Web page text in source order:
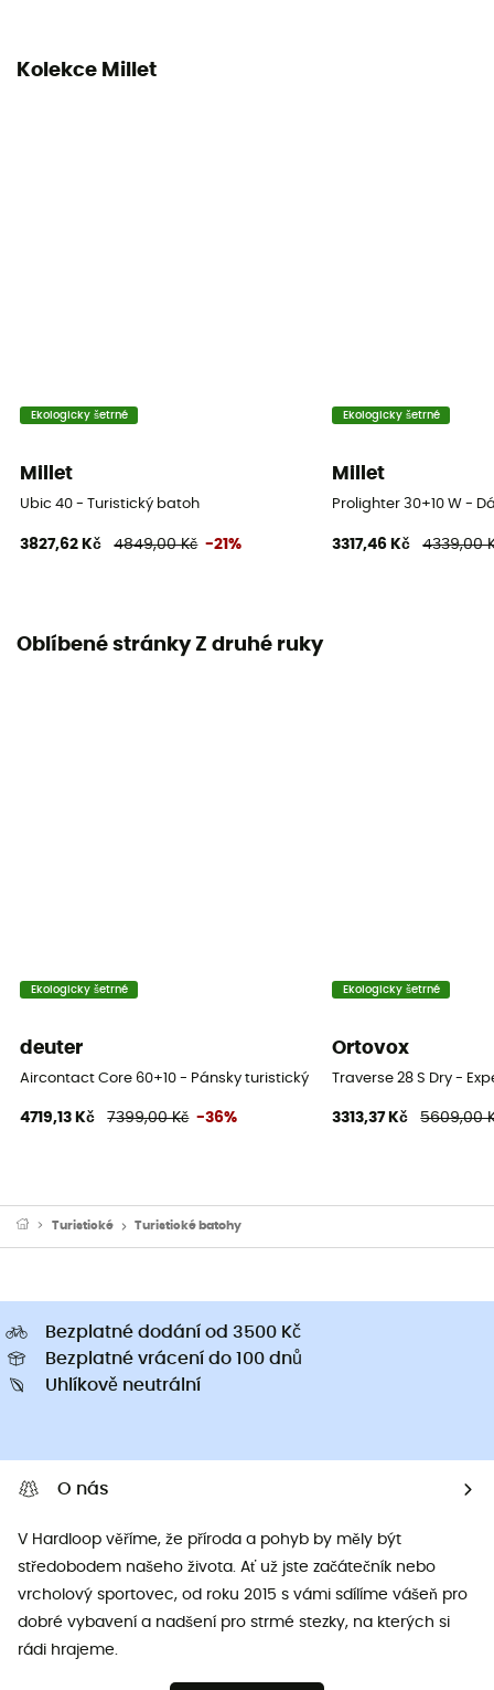
Kolekce Millet
Ekologicky šetrné
Millet
Ubic 40 - Turistický batoh
3827,62 Kč 4849,00 Kč -21%
Ekologicky šetrné
Millet
Prolighter 30+10 W -
3317,46 Kč 4339,00
Oblíbené stránky Z druhé ruky
Ekologicky šetrné
deuter
Aircontact Core 60+10 - Pánsky turistický batoh
4719,13 Kč 7399,00 Kč -36%
Ekologicky šetrné
Ortovox
Traverse 28 S Dry -
3313,37 Kč 5609,00
Turistické Turistické batohy
Bezplatné dodání od 3500 Kč
Bezplatné vrácení do 100 dnů
Uhlíkově neutrální
O nás
V Hardloop věříme, že příroda a pohyb by měly být
středobodem našeho života. Ať už jste začátečník nebo
vrcholový sportovec, od roku 2015 s vámi sdílíme vášeň pro
dobré vybavení a nadšení pro strmé stezky, na kterých si
rádi hrajeme.